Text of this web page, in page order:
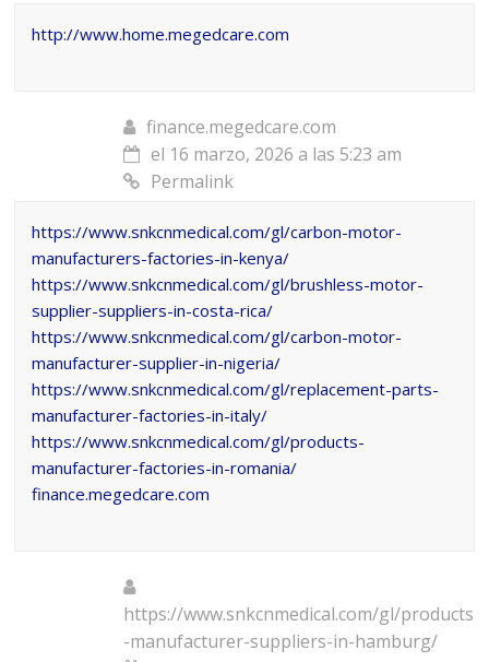
http://www.home.megedcare.com
finance.megedcare.com
el 16 marzo, 2026 a las 5:23 am
Permalink
https://www.snkcnmedical.com/gl/carbon-motor-
manufacturers-factories-in-kenya/
https://www.snkcnmedical.com/gl/brushless-motor-
supplier-suppliers-in-costa-rica/
https://www.snkcnmedical.com/gl/carbon-motor-
manufacturer-supplier-in-nigeria/
https://www.snkcnmedical.com/gl/replacement-parts-
manufacturer-factories-in-italy/
https://www.snkcnmedical.com/gl/products-
manufacturer-factories-in-romania/
finance.megedcare.com
https://www.snkcnmedical.com/gl/products
-manufacturer-suppliers-in-hamburg/